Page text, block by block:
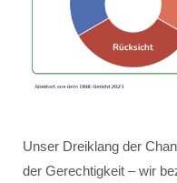
Unser Dreiklang der
der Gerechtigkeit – wir